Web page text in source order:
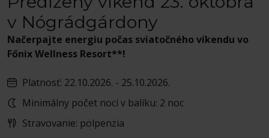
v Nógrádgárdony
Načerpajte energiu počas sviatočného víkendu vo
Főnix Wellness Resort**!
Platnosť: 22.10.2026. - 25.10.2026.
Minimálny počet nocí v balíku: 2 noc
Stravovanie: polpenzia